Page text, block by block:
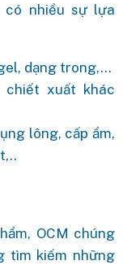
có nhiều sự lựa
dạng trong,…
chiết xuất khác
lông, cấp ẩm,
OCM chúng
tìm kiếm những